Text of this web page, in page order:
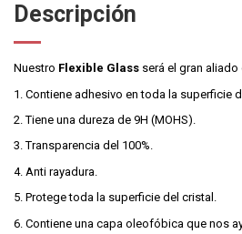
Descripción
Nuestro Flexible Glass será el gran
1. Contiene adhesivo en toda la superficie
2. Tiene una dureza de 9H (MOHS).
3. Transparencia del 100%.
4. Anti rayadura.
5. Protege toda la superficie del cristal.
6. Contiene una capa oleofóbica que nos